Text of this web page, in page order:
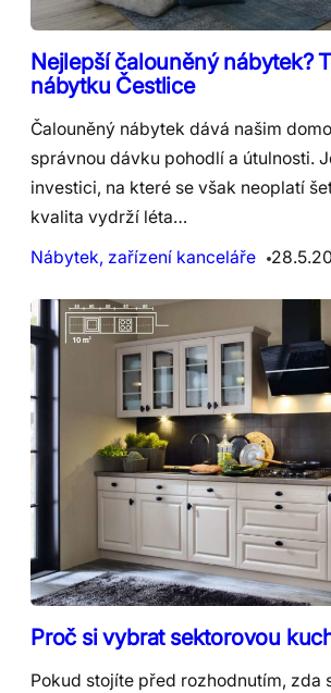
Nejlepší čalouněný nábytek?
nábytku Čestlice
Čalouněný nábytek dává našim
správnou dávku pohodlí a útulnosti.
investici, na které se však neoplatí
kvalita vydrží léta…
Nábytek, zařízení kanceláře
Proč si vybrat sektorovou
Pokud stojíte před rozhodnutím, zda